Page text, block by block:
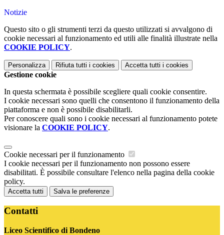
Notizie
Questo sito o gli strumenti terzi da questo utilizzati si avvalgono di
cookie necessari al funzionamento ed utili alle finalità illustrate nella
COOKIE POLICY.
Personalizza Rifiuta tutti i cookies Accetta tutti i cookies
Gestione cookie
In questa schermata è possibile scegliere quali cookie consentire.
I cookie necessari sono quelli che consentono il funzionamento della
piattaforma e non è possibile disabilitarli.
Per conoscere quali sono i cookie necessari al funzionamento potete
visionare la COOKIE POLICY.
Cookie necessari per il funzionamento
I cookie necessari per il funzionamento non possono essere
disabilitati. È possibile consultare l'elenco nella pagina della cookie
policy.
Accetta tutti Salva le preferenze
Contatti
Liceo Scientifico di Bondeno